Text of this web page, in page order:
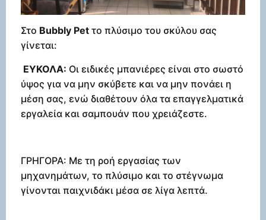
Στο Bubbly Pet το πλύσιμο του σκύλου σας
γίνεται:
ΕΥΚΟΛΑ: Οι ειδικές μπανιέρες είναι στο σωστό
ύψος για να μην σκύβετε και να μην πονάει η
μέση σας, ενώ διαθέτουν όλα τα επαγγελματικά
εργαλεία και σαμπουάν που χρειάζεστε.
ΓΡΗΓΟΡΑ: Με τη ροή εργασίας των
μηχανημάτων, το πλύσιμο και το στέγνωμα
γίνονται παιχνιδάκι μέσα σε λίγα λεπτά.